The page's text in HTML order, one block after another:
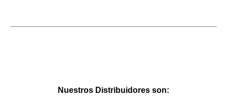
Nuestros Distribuidores son: